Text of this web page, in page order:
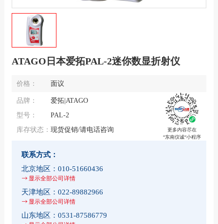
ATAGO日本爱拓PAL-2迷你数显折射仪
价格： 面议
更多内容尽在
“东南仪诚“小程序
品牌：
爱拓|ATAGO
型号：
PAL-2
库存状态： 现货促销/请电话咨询
联系方式：
北京地区： 010-51660436
显示全部公司详情
天津地区： 022-89882966
显示全部公司详情
山东地区： 0531-87586779